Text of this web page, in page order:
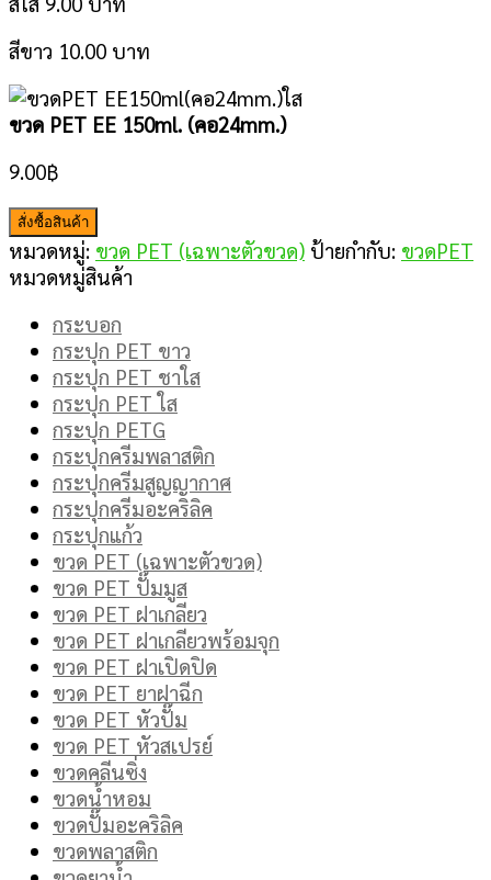
สีขาว 10.00 บาท
ขวด PET EE 150ml. (คอ24mm.)
9.00฿
สั่งซื้อสินค้า
หมวดหมู่: ขวด PET (เฉพาะตัวขวด) ป้ายกำกับ: ขวดPET
หมวดหมู่สินค้า
กระบอก
กระปุก PET ขาว
กระปุก PET ชาใส
กระปุก PET ใส
กระปุก PETG
กระปุกครีมพลาสติก
กระปุกครีมสูญญากาศ
กระปุกครีมอะคริลิค
กระปุกแก้ว
ขวด PET (เฉพาะตัวขวด)
ขวด PET ปั๊มมูส
ขวด PET ฝาเกลียว
ขวด PET ฝาเกลียวพร้อมจุก
ขวด PET ฝาเปิดปิด
ขวด PET ยาฝาฉีก
ขวด PET หัวปั๊ม
ขวด PET หัวสเปรย์
ขวดคลีนซิ่ง
ขวดน้ำหอม
ขวดปั๊มอะคริลิค
ขวดพลาสติก